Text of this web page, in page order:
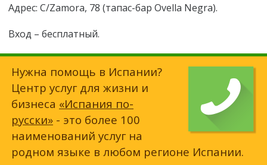
Адрес: C/Zamora, 78 (тапас-бар Ovella Negra).
Вход – бесплатный.
Нужна помощь в Испании?
Центр услуг для жизни и
бизнеса «Испания по-
русски» - это более 100
наименований услуг на
родном языке в любом регионе Испании.